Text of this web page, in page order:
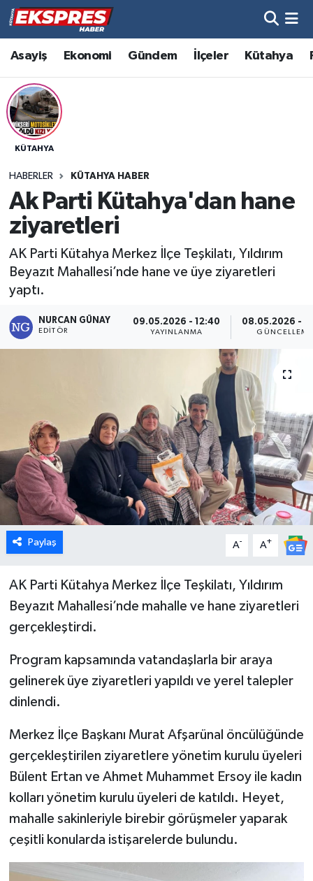
Asayiş Ekonomi Gündem İlçeler Kütahya
KÜTAHYA
HABERLER KÜTAHYA HABER
Ak Parti Kütahya'dan hane
ziyaretleri
AK Parti Kütahya Merkez İlçe Teşkilatı, Yıldırım
Beyazıt Mahallesi’nde hane ve üye ziyaretleri
yaptı.
NURCAN GÜNAY
EDITÖR
09.05.2026 - 12:40
YAYINLANMA
08.05.2026 -
GÜNCELLEME
Paylaş A- A+
AK Parti Kütahya Merkez İlçe Teşkilatı, Yıldırım
Beyazıt Mahallesi’nde mahalle ve hane ziyaretleri
gerçekleştirdi.
Program kapsamında vatandaşlarla bir araya
gelinerek üye ziyaretleri yapıldı ve yerel talepler
dinlendi.
Merkez İlçe Başkanı Murat Afşarünal öncülüğünde
gerçekleştirilen ziyaretlere yönetim kurulu üyeleri
Bülent Ertan ve Ahmet Muhammet Ersoy ile kadın
kolları yönetim kurulu üyeleri de katıldı. Heyet,
mahalle sakinleriyle birebir görüşmeler yaparak
çeşitli konularda istişarelerde bulundu.
Altıntaş
Asayiş
Aslanapa
Bölge
Çavdarhisar
Domaniç
Emet
Foto Galeri
Gediz
Genel
Gündem
Hisarcık
İlçeler
Köşe Yazıları
Kültür Sanat
Kütahya
Magazin
Otomobil
Hava Durumu
Trafik Durumu
Süper Lig Puan Durumu ve Fikstür
Son Dakika Haberleri
Haber Arşivi